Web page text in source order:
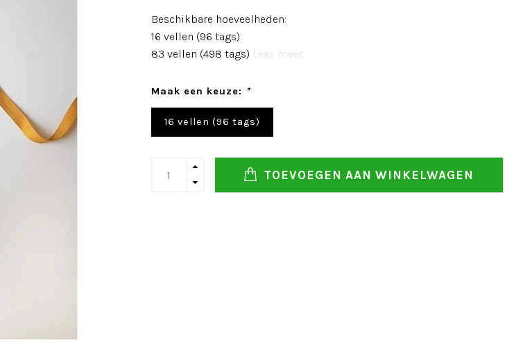
Beschikbare hoeveelheden:
16 vellen (96 tags)
83 vellen (498 tags) Lees meer..
Maak een keuze: *
16 vellen (96 tags)
TOEVOEGEN AAN WINKELWAGEN